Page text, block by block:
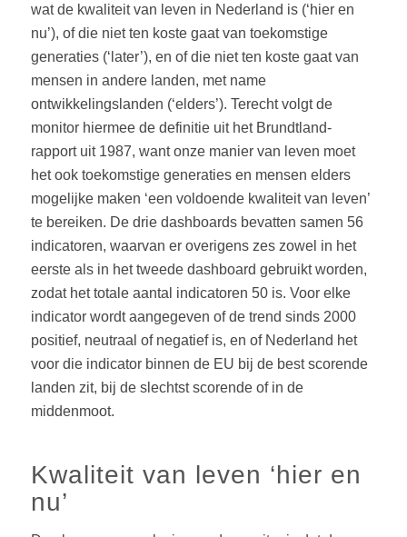
wat de kwaliteit van leven in Nederland is (‘hier en
nu’), of die niet ten koste gaat van toekomstige
generaties (‘later’), en of die niet ten koste gaat van
mensen in andere landen, met name
ontwikkelingslanden (‘elders’). Terecht volgt de
monitor hiermee de definitie uit het Brundtland-
rapport uit 1987, want onze manier van leven moet
het ook toekomstige generaties en mensen elders
mogelijke maken ‘een voldoende kwaliteit van leven’
te bereiken. De drie dashboards bevatten samen 56
indicatoren, waarvan er overigens zes zowel in het
eerste als in het tweede dashboard gebruikt worden,
zodat het totale aantal indicatoren 50 is. Voor elke
indicator wordt aangegeven of de trend sinds 2000
positief, neutraal of negatief is, en of Nederland het
voor die indicator binnen de EU bij de best scorende
landen zit, bij de slechtst scorende of in de
middenmoot.
Kwaliteit van leven ‘hier en
nu’